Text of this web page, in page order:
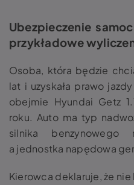
Ubezpieczenie
przykładowe
Osoba, która będzie
lat i uzyskała prawo
obejmie Hyundai Getz
roku. Auto ma typ
silnika
a jednostka napędowa
Kierowca deklaruje, że